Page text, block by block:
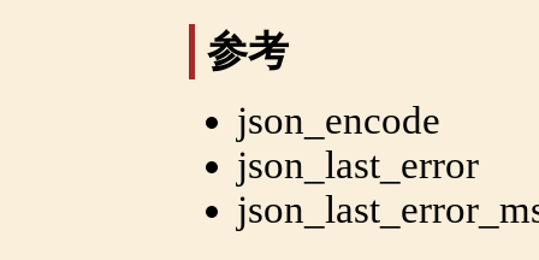
参考
json_encode
json_last_error